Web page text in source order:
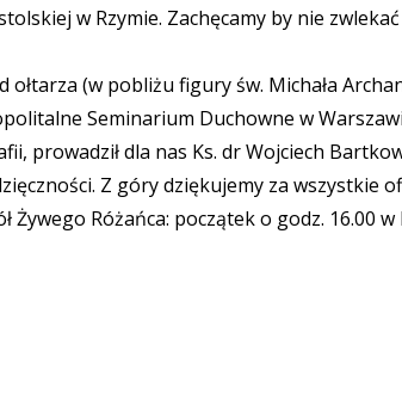
w Rzymie. Zachęcamy by nie
(w pobliżu figury św. Michała
Seminarium Duchowne w
prowadził dla nas Ks. dr Wojciech
Z góry dziękujemy za wszystkie
Żywego Różańca: początek o godz. 16.00 w